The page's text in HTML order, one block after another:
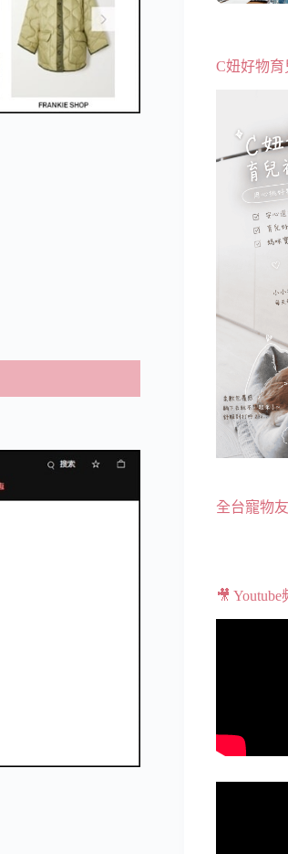
C妞好物育
全台寵物
🎥